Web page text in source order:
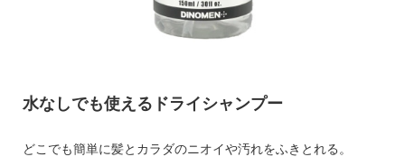
水なしでも使えるドライシャンプー
どこでも簡単に髪とカラダのニオイや汚れをふきとれる。